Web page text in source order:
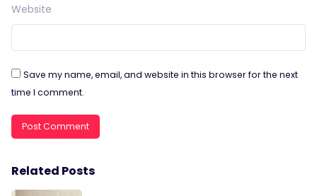
Website
Save my name, email, and website in this browser for the next
time I comment.
Related Posts